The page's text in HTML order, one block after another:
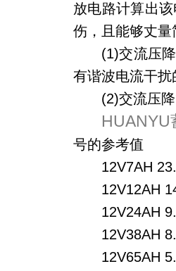
放电路计算出
伤，且能够丈
(1)交流压降
有谐波电流干
(2)交流压降
HUANYU
号的参考值
12V7AH
12V12AH
12V24AH
12V38AH
12V65AH